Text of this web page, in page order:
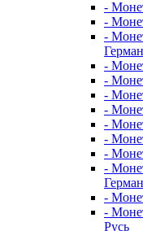
-
-
-
-
-
-
-
-
-
-
-
-
-
Русь